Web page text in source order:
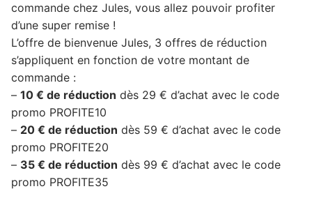
commande chez Jules, vous allez pouvoir profiter
d’une super remise !
L’offre de bienvenue Jules, 3 offres de réduction
s’appliquent en fonction de votre montant de
commande :
– 10 € de réduction dès 29 € d’achat avec le code
promo PROFITE10
– 20 € de réduction dès 59 € d’achat avec le code
promo PROFITE20
– 35 € de réduction dès 99 € d’achat avec le code
promo PROFITE35